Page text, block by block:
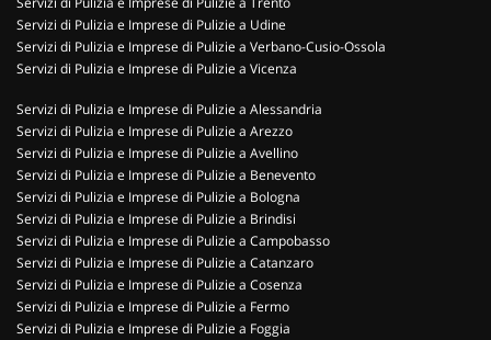
Servizi di Pulizia e Imprese di Pulizie a Udine
Servizi di Pulizia e Imprese di Pulizie a Verbano-Cusio-Ossola
Servizi di Pulizia e Imprese di Pulizie a Vicenza
Servizi di Pulizia e Imprese di Pulizie a Alessandria
Servizi di Pulizia e Imprese di Pulizie a Arezzo
Servizi di Pulizia e Imprese di Pulizie a Avellino
Servizi di Pulizia e Imprese di Pulizie a Benevento
Servizi di Pulizia e Imprese di Pulizie a Bologna
Servizi di Pulizia e Imprese di Pulizie a Brindisi
Servizi di Pulizia e Imprese di Pulizie a Campobasso
Servizi di Pulizia e Imprese di Pulizie a Catanzaro
Servizi di Pulizia e Imprese di Pulizie a Cosenza
Servizi di Pulizia e Imprese di Pulizie a Fermo
Servizi di Pulizia e Imprese di Pulizie a Foggia